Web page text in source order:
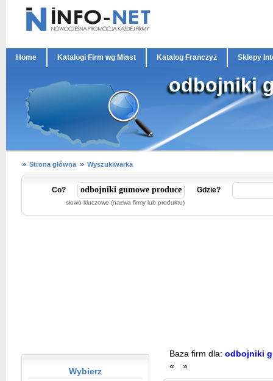
Home Katalogi Firm wg Miast Katalog Franczyz Sklepy
odbojniki
Strona główna Wyszukiwarka
Co?
słowo kluczowe (nazwa firmy lub produktu)
Gdzie?
Wybierz
Baza firm dla: odbojniki
«
»